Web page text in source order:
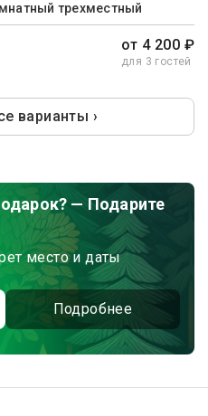
трехместный
от 4 200 ₽
для 3 гостей
варианты ›
— Подарите
место и даты
Подробнее